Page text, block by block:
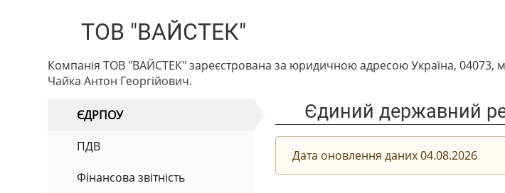
ТОВ "ВАЙСТЕК"
Компанія ТОВ "ВАЙСТЕК" зареєстрована за юридичною адресою Україна, 04073,
Чайка Антон Георгійович.
ЄДРПОУ
ПДВ
Фінансова звітність
Єдиний державний
Дата оновлення даних 04.08.2026